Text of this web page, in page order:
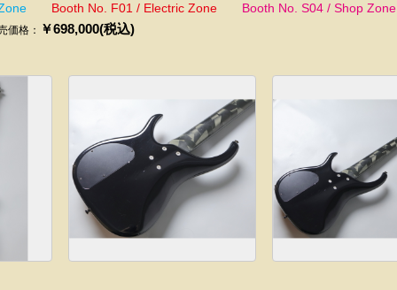
Booth No. F01 / Electric Zone Booth No. S04 / Shop Zone
価格： ￥698,000(税込)